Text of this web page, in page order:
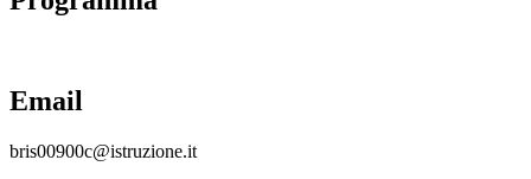
Email
bris00900c@istruzione.it